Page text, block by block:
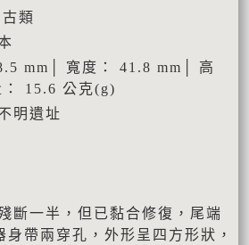
類
mm│ 寬度： 41.8 mm│ 高
15.6 公克(g)
明遺址
斷一半，但已黏合修復，尾端
帶兩穿孔，外形呈四方形狀，